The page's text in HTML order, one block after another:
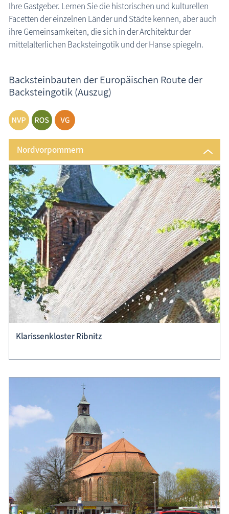
Ihre Gastgeber. Lernen Sie die historischen und kulturellen
Facetten der einzelnen Länder und Städte kennen, aber auch
ihre Gemeinsamkeiten, die sich in der Architektur der
mittelalterlichen Backsteingotik und der Hanse spiegeln.
Backsteinbauten der Europäischen Route der
Backsteingotik (Auszug)
Nordvorpommern
Klarissenkloster Ribnitz